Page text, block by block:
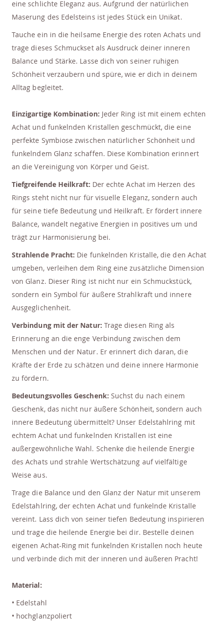
eine schlichte Eleganz aus. Aufgrund der natürlichen
Maserung des Edelsteins ist jedes Stück ein Unikat.
Tauche ein in die heilsame Energie des roten Achats und
trage dieses Schmuckset als Ausdruck deiner inneren
Balance und Stärke. Lasse dich von seiner ruhigen
Schönheit verzaubern und spüre, wie er dich in deinem
Alltag begleitet.
Einzigartige Kombination: Jeder Ring ist mit einem echten
Achat und funkelnden Kristallen geschmückt, die eine
perfekte Symbiose zwischen natürlicher Schönheit und
funkelndem Glanz schaffen. Diese Kombination erinnert
an die Vereinigung von Körper und Geist.
Tiefgreifende Heilkraft: Der echte Achat im Herzen des
Rings steht nicht nur für visuelle Eleganz, sondern auch
für seine tiefe Bedeutung und Heilkraft. Er fördert innere
Balance, wandelt negative Energien in positives um und
trägt zur Harmonisierung bei.
Strahlende Pracht: Die funkelnden Kristalle, die den Achat
umgeben, verleihen dem Ring eine zusätzliche Dimension
von Glanz. Dieser Ring ist nicht nur ein Schmuckstück,
sondern ein Symbol für äußere Strahlkraft und innere
Ausgeglichenheit.
Verbindung mit der Natur: Trage diesen Ring als
Erinnerung an die enge Verbindung zwischen dem
Menschen und der Natur. Er erinnert dich daran, die
Kräfte der Erde zu schätzen und deine innere Harmonie
zu fördern.
Bedeutungsvolles Geschenk: Suchst du nach einem
Geschenk, das nicht nur äußere Schönheit, sondern auch
innere Bedeutung übermittelt? Unser Edelstahlring mit
echtem Achat und funkelnden Kristallen ist eine
außergewöhnliche Wahl. Schenke die heilende Energie
des Achats und strahle Wertschätzung auf vielfältige
Weise aus.
Trage die Balance und den Glanz der Natur mit unserem
Edelstahlring, der echten Achat und funkelnde Kristalle
vereint. Lass dich von seiner tiefen Bedeutung inspirieren
und trage die heilende Energie bei dir. Bestelle deinen
eigenen Achat-Ring mit funkelnden Kristallen noch heute
und verbinde dich mit der inneren und äußeren Pracht!
Material:
• Edelstahl
• hochglanzpoliert